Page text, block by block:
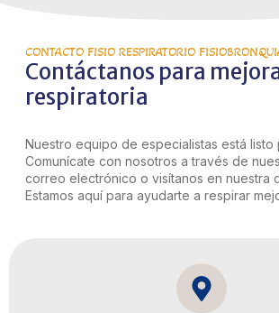
CONTACTO FISIO RESPIRATORIO
Contáctanos para
respiratoria
Nuestro equipo de especialistas está listo
Comunícate con nosotros a través de
correo electrónico o visítanos en nuestra
Estamos aquí para ayudarte a respirar